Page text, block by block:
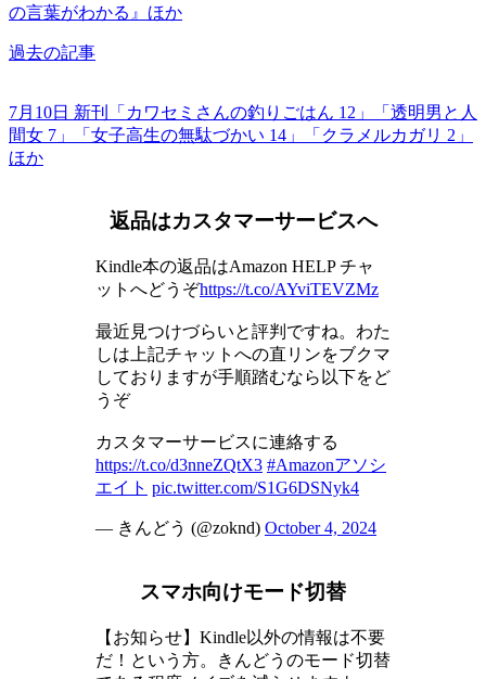
の言葉がわかる』ほか
過去の記事
7月10日 新刊「カワセミさんの釣りごはん 12」「透明男と人
間女 7」「女子高生の無駄づかい 14」「クラメルカガリ 2」
ほか
返品はカスタマーサービスへ
Kindle本の返品はAmazon HELP チャ
ットへどうぞhttps://t.co/AYviTEVZMz
最近見つけづらいと評判ですね。わた
しは上記チャットへの直リンをブクマ
しておりますが手順踏むなら以下をど
うぞ
カスタマーサービスに連絡する
https://t.co/d3nneZQtX3 #Amazonアソシ
エイト pic.twitter.com/S1G6DSNyk4
— きんどう (@zoknd) October 4, 2024
スマホ向けモード切替
【お知らせ】Kindle以外の情報は不要
だ！という方。きんどうのモード切替